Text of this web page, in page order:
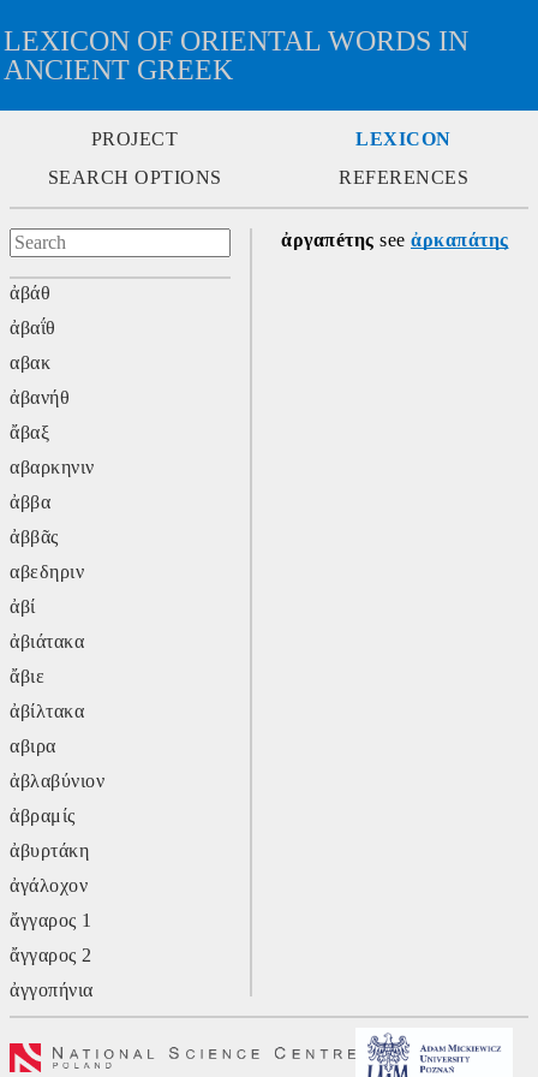
LEXICON OF ORIENTAL WORDS IN
ANCIENT GREEK
PROJECT
LEXICON
SEARCH OPTIONS
REFERENCES
ἀβάθ
ἀβαΐθ
αβακ
ἀβανήθ
ἄβαξ
αβαρκηνιν
ἀββα
ἀββᾶς
αβεδηριν
ἀβί
ἀβιάτακα
ἄβιε
ἀβίλτακα
αβιρα
ἀβλαβύνιον
ἀβραμίς
ἀβυρτάκη
ἀγάλοχον
ἄγγαρος 1
ἄγγαρος 2
ἀγγοπήνια
ἄγλυ
ἄγον
ἀργαπéτης see ἀρκαπάτης